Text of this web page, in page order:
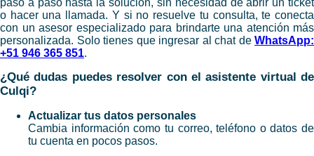
paso a paso hasta la solución, sin necesidad de abrir un ticket
o hacer una llamada. Y si no resuelve tu consulta, te conecta
con un asesor especializado para brindarte una atención más
personalizada. Solo tienes que ingresar al chat de WhatsApp:
+51 946 365 851.
¿Qué dudas puedes resolver con el asistente virtual de
Culqi?
Actualizar tus datos personales
Cambia información como tu correo, teléfono o datos de
tu cuenta en pocos pasos.